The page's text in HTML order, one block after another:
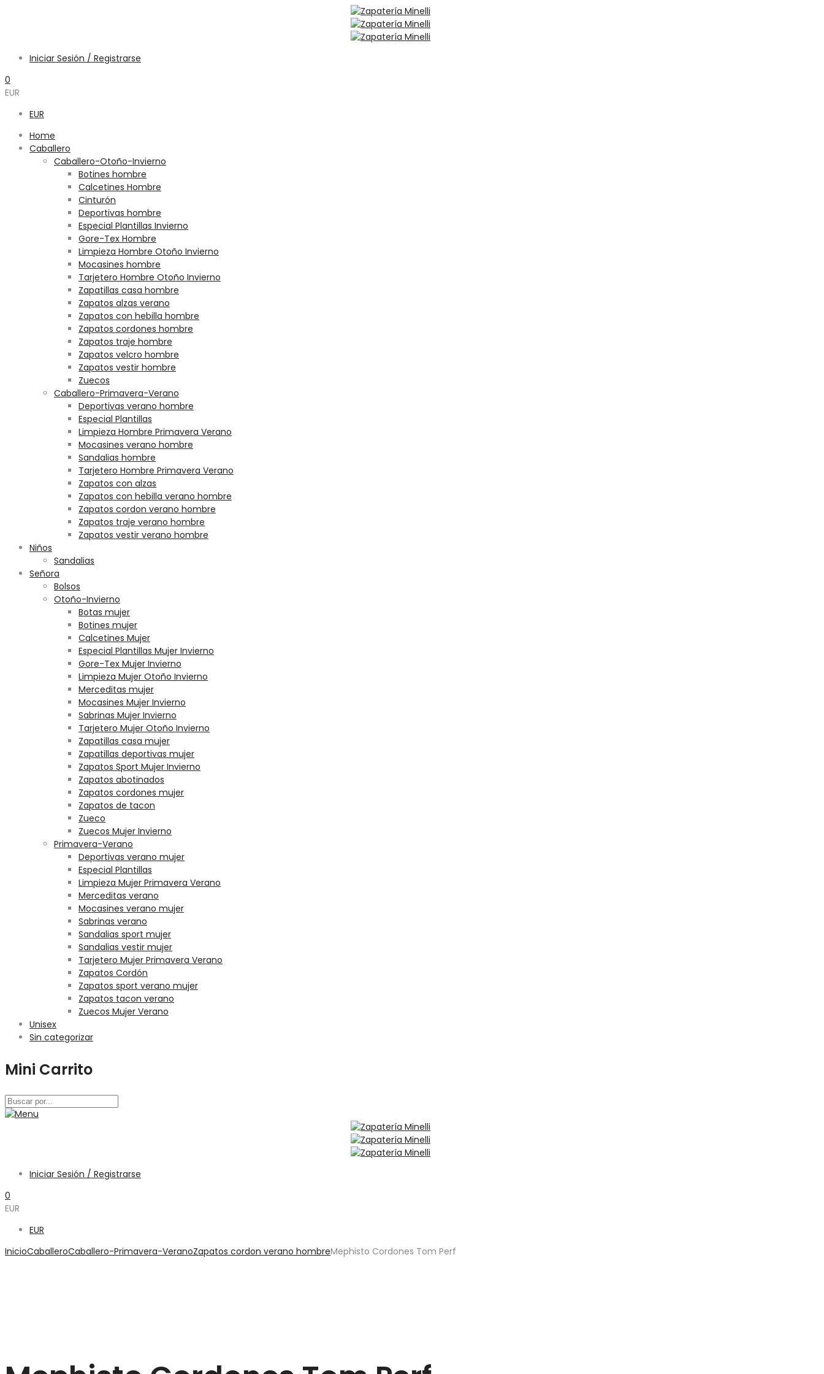
Iniciar Sesión / Registrarse
0
EUR
EUR
Home
Caballero
Caballero-Otoño-Invierno
Botines hombre
Calcetines Hombre
Cinturón
Deportivas hombre
Especial Plantillas Invierno
Gore-Tex Hombre
Limpieza Hombre Otoño Invierno
Mocasines hombre
Tarjetero Hombre Otoño Invierno
Zapatillas casa hombre
Zapatos alzas verano
Zapatos con hebilla hombre
Zapatos cordones hombre
Zapatos traje hombre
Zapatos velcro hombre
Zapatos vestir hombre
Zuecos
Caballero-Primavera-Verano
Deportivas verano hombre
Especial Plantillas
Limpieza Hombre Primavera Verano
Mocasines verano hombre
Sandalias hombre
Tarjetero Hombre Primavera Verano
Zapatos con alzas
Zapatos con hebilla verano hombre
Zapatos cordon verano hombre
Zapatos traje verano hombre
Zapatos vestir verano hombre
Niños
Sandalias
Señora
Bolsos
Otoño-Invierno
Botas mujer
Botines mujer
Calcetines Mujer
Especial Plantillas Mujer Invierno
Gore-Tex Mujer Invierno
Limpieza Mujer Otoño Invierno
Merceditas mujer
Mocasines Mujer Invierno
Sabrinas Mujer Invierno
Tarjetero Mujer Otoño Invierno
Zapatillas casa mujer
Zapatillas deportivas mujer
Zapatos Sport Mujer Invierno
Zapatos abotinados
Zapatos cordones mujer
Zapatos de tacon
Zueco
Zuecos Mujer Invierno
Primavera-Verano
Deportivas verano mujer
Especial Plantillas
Limpieza Mujer Primavera Verano
Merceditas verano
Mocasines verano mujer
Sabrinas verano
Sandalias sport mujer
Sandalias vestir mujer
Tarjetero Mujer Primavera Verano
Zapatos Cordón
Zapatos sport verano mujer
Zapatos tacon verano
Zuecos Mujer Verano
Unisex
Sin categorizar
Mini Carrito
Iniciar Sesión / Registrarse
0
EUR
EUR
InicioCaballeroCaballero-Primavera-VeranoZapatos cordon verano hombreMephisto Cordones Tom Perf